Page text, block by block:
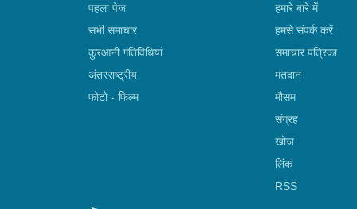
पहला पेज
सभी समाचार
कुरआनी गतिविधियां
अंतरराष्ट्रीय
फोटो - फिल्म
हमारे बारे में
हमसे संपर्क करें
समाचार पत्रिका
मतदान
मौसम
संग्रह
खोज
लिंक
RSS